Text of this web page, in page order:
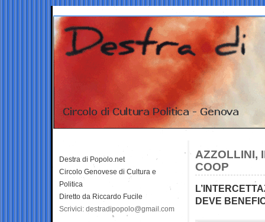
AZZOLLINI,
COOP
DEVE
Destra di Popolo.net
Circolo Genovese di Cultura e
Politica
Diretto da Riccardo Fucile
Scrivici: destradipopolo@gmail.com